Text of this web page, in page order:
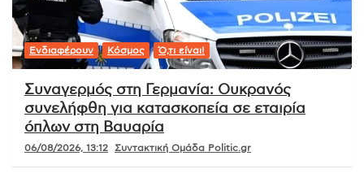
Ενδιαφέρουν Κόσμος Ό,τι είναι!
Συναγερμός στη Γερμανία: Ουκρανός
συνελήφθη για κατασκοπεία σε εταιρία
όπλων στη Βαυαρία
06/08/2026, 13:12 Συντακτική Ομάδα Politic.gr